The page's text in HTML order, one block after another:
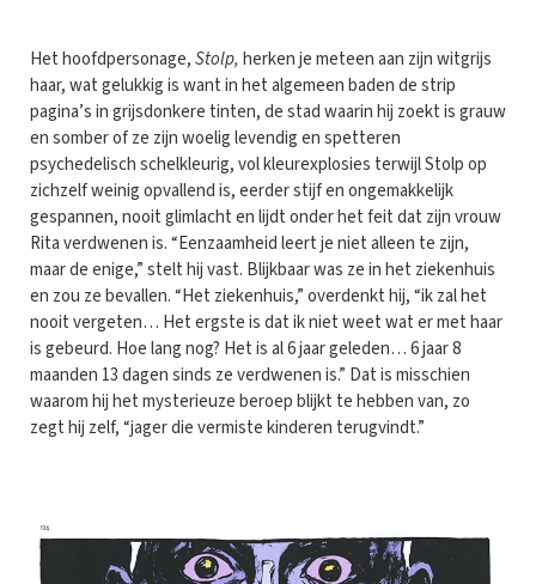
Het hoofdpersonage,Stolp,herken je meteen aan zijn witgrijs
haar, wat gelukkig is want in het algemeen baden de strip
pagina’s in grijsdonkere tinten, de stad waarin hij zoekt is grauw
en somber of ze zijn woelig levendig en spetteren
psychedelisch schelkleurig, vol kleurexplosies terwijl Stolp op
zichzelf weinig opvallend is, eerder stijf en ongemakkelijk
gespannen, nooit glimlacht en lijdt onder het feit dat zijn vrouw
Rita verdwenen is. “Eenzaamheid leert je niet alleen te zijn,
maar de enige,” stelt hij vast. Blijkbaar was ze in het ziekenhuis
en zou ze bevallen. “Het ziekenhuis,” overdenkt hij, “ik zal het
nooit vergeten… Het ergste is dat ik niet weet wat er met haar
is gebeurd. Hoe lang nog? Het is al 6 jaar geleden… 6 jaar 8
maanden 13 dagen sinds ze verdwenen is.” Dat is misschien
waarom hij het mysterieuze beroep blijkt te hebben van, zo
zegt hij zelf, “jager die vermiste kinderen terugvindt.”